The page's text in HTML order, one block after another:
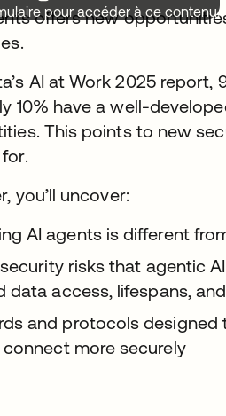
pour accéder à ce contenu.
offers new
AI at Work 2025 report,
10% have a well-
This points to new
you’ll uncover:
AI agents is different
risks that agentic
data access, lifespans,
and protocols designed
more securely